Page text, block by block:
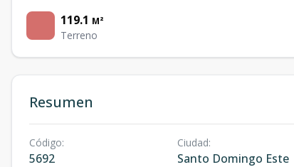
119.1 M²
Terreno
Resumen
Código:
5692
Ciudad:
Santo Domingo Este